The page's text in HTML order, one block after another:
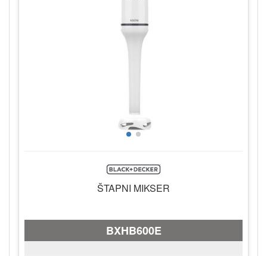
ŠTAPNI MIKSER
BXHB600E